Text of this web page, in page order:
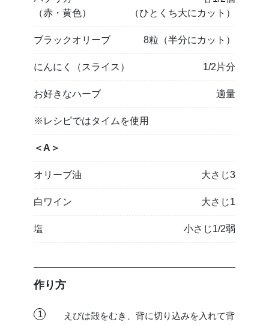
（赤・黄色）
（ひとくち大にカット）
ブラックオリーブ 8粒（半分にカット）
にんにく（スライス） 1/2片分
お好きなハーブ 適量
※レシピではタイムを使用
＜A＞
オリーブ油 大さじ3
白ワイン 大さじ1
塩 小さじ1/2弱
作り方
1
えびは殻をむき、背に切り込みを入れて背